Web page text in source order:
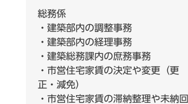
総務係
・建築部内の調整事務
・建築部内の経理事務
・建築総務課内の庶務事務
・市営住宅家賃の決定や変更（更
正・減免）
・市営住宅家賃の滞納整理や未納回